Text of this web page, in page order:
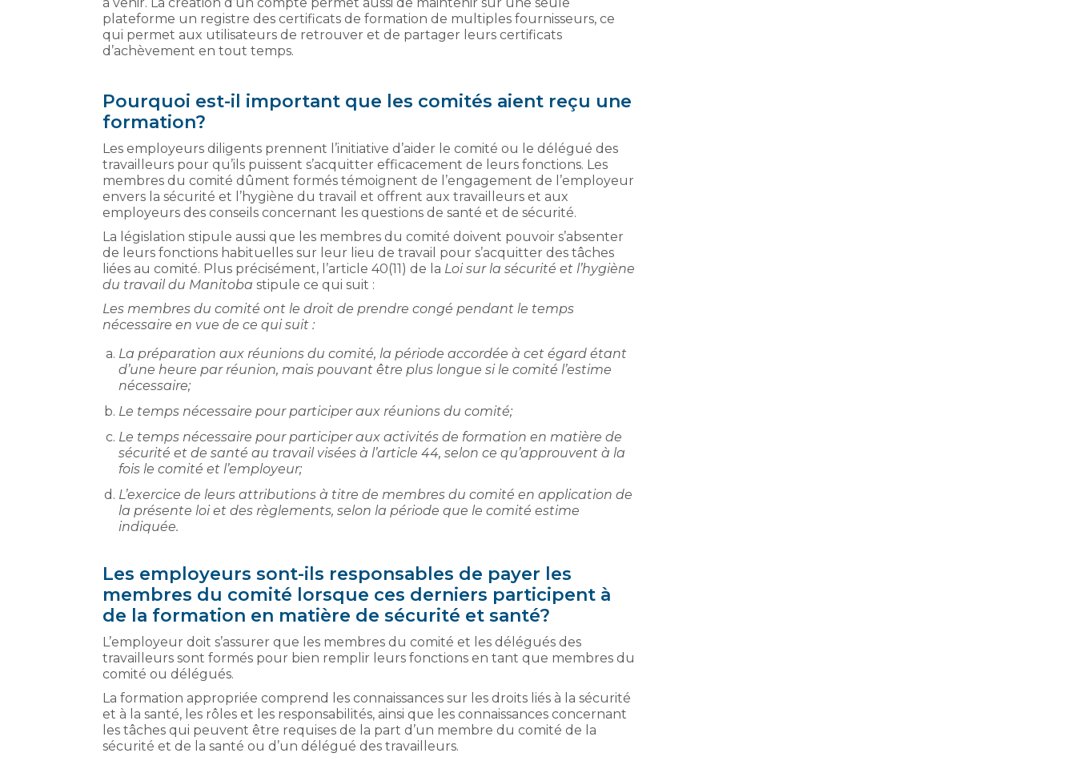
plateforme un registre des certificats de formation de multiples fournisseurs, ce
qui permet aux utilisateurs de retrouver et de partager leurs certificats
d’achèvement en tout temps.
Pourquoi est-il important que les comités aient reçu une
formation?
Les employeurs diligents prennent l’initiative d’aider le comité ou le délégué des
travailleurs pour qu’ils puissent s’acquitter efficacement de leurs fonctions. Les
membres du comité dûment formés témoignent de l’engagement de l’employeur
envers la sécurité et l’hygiène du travail et offrent aux travailleurs et aux
employeurs des conseils concernant les questions de santé et de sécurité.
La législation stipule aussi que les membres du comité doivent pouvoir s’absenter
de leurs fonctions habituelles sur leur lieu de travail pour s’acquitter des tâches
liées au comité. Plus précisément, l’article 40(11) de la Loi sur la sécurité et l’hygiène
du travail du Manitoba stipule ce qui suit :
Les membres du comité ont le droit de prendre congé pendant le temps
nécessaire en vue de ce qui suit :
La préparation aux réunions du comité, la période accordée à cet égard étant
d’une heure par réunion, mais pouvant être plus longue si le comité l’estime
nécessaire;
Le temps nécessaire pour participer aux réunions du comité;
Le temps nécessaire pour participer aux activités de formation en matière de
sécurité et de santé au travail visées à l’article 44, selon ce qu’approuvent à la
fois le comité et l’employeur;
L’exercice de leurs attributions à titre de membres du comité en application de
la présente loi et des règlements, selon la période que le comité estime
indiquée.
Les employeurs sont-ils responsables de payer les
membres du comité lorsque ces derniers participent à
de la formation en matière de sécurité et santé?
L’employeur doit s’assurer que les membres du comité et les délégués des
travailleurs sont formés pour bien remplir leurs fonctions en tant que membres du
comité ou délégués.
La formation appropriée comprend les connaissances sur les droits liés à la sécurité
et à la santé, les rôles et les responsabilités, ainsi que les connaissances concernant
les tâches qui peuvent être requises de la part d’un membre du comité de la
sécurité et de la santé ou d’un délégué des travailleurs.